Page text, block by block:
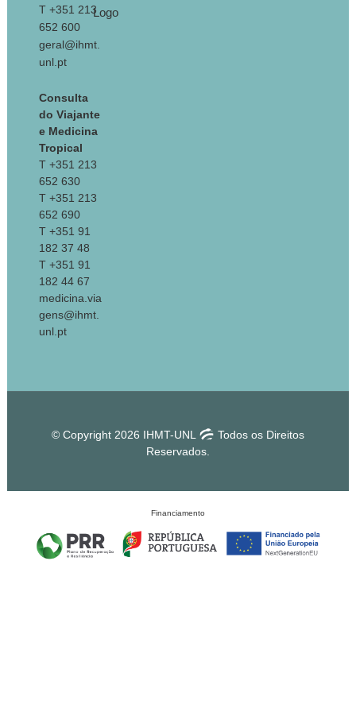
T +351 213
652 600
geral@ihmt.
unl.pt
Consulta
do Viajante
e Medicina
Tropical
T +351 213
652 630
T +351 213
652 690
T +351 91
182 37 48
T +351 91
182 44 67
medicina.via
gens@ihmt.
unl.pt
© Copyright 2026 IHMT-UNL
Todos os Direitos
Reservados.
Financiamento